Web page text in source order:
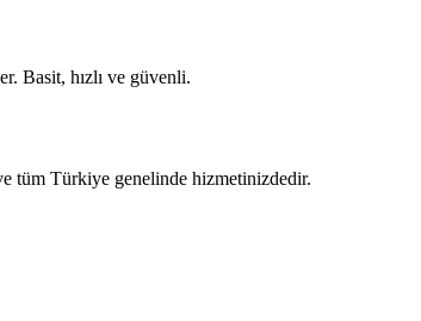
Basit, hızlı ve güvenli.
tüm Türkiye genelinde hizmetinizdedir.